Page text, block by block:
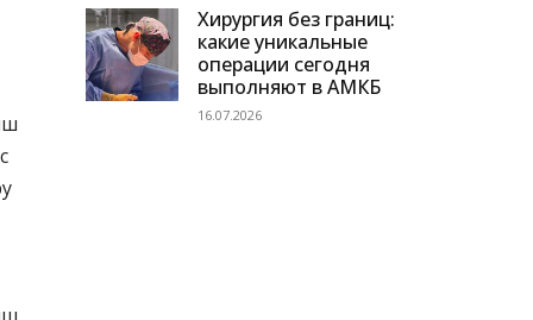
Хирургия без границ:
какие уникальные
операции сегодня
выполняют в АМКБ
16.07.2026